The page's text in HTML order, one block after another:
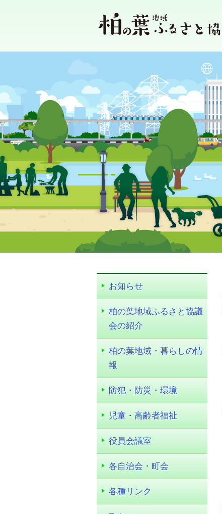
お知らせ
柏の葉地域ふるさと協議
会の紹介
柏の葉地域・暮らしの情
報
防犯・防災・環境
児童・高齢者福祉
役員会議室
各自治会・町会
各種リンク